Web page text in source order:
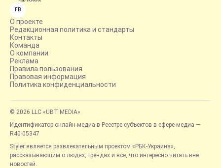
FB
О проекте
Редакционная политика и стандарты
Контакты
Команда
О компании
Реклама
Правила пользования
Правовая информация
Политика конфиденциальности
© 2026 LLC «UBT MEDIA»
Идентификатор онлайн-медиа в Реестре субъектов в сфере медиа —
R40-05347
Styler является развлекательным проектом «РБК-Украина»,
рассказывающим о людях, трендах и всё, что интересно читать вне
новостей.